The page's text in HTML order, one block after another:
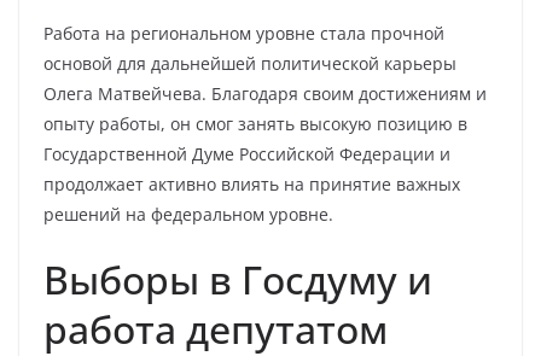
Работа на региональном уровне стала прочной
основой для дальнейшей политической карьеры
Олега Матвейчева. Благодаря своим достижениям и
опыту работы, он смог занять высокую позицию в
Государственной Думе Российской Федерации и
продолжает активно влиять на принятие важных
решений на федеральном уровне.
Выборы в Госдуму и
работа депутатом